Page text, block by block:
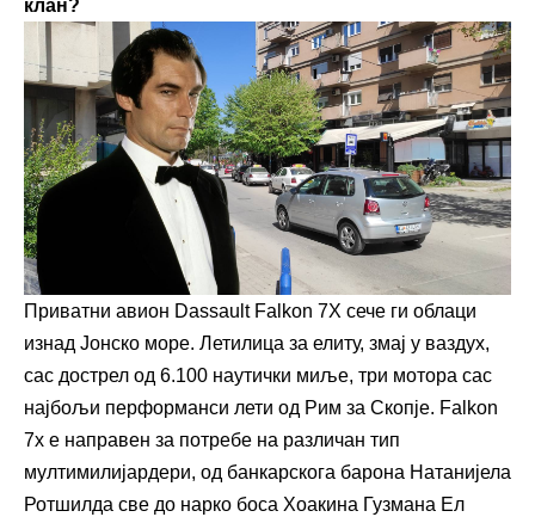
клан?
Приватни авион Dassault Falkon 7X сече ги облаци
изнад Јонско море. Летилица за елиту, змај у ваздух,
сас дострел од 6.100 наутички миље, три мотора сас
најбољи перформанси лети од Рим за Скопје. Falkon
7x е направен за потребе на различан тип
мултимилијардери, од банкарскога барона Натанијела
Ротшилда све до нарко боса Хоакина Гузмана Ел